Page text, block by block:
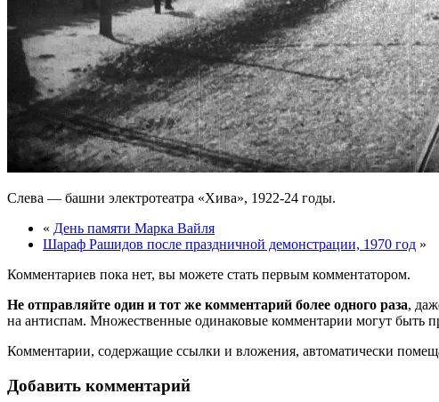
Слева — башни электротеатра «Хива», 1922-24 годы.
« День памяти Марка Вайля
Шараф Рашидов после праздничной демонстрации, 1970 год »
Комментариев пока нет, вы можете стать первым комментатором.
Не отправляйте один и тот же комментарий более одного раза,
на антиспам. Множественные одинаковые комментарии могут быть
Комментарии, содержащие ссылки и вложения, автоматически
Добавить комментарий